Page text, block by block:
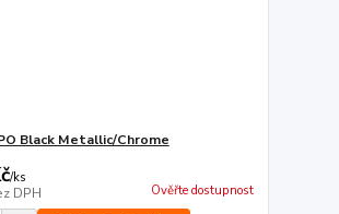
Black Metallic/Chrome
/ks
DPH Ověřte dostupnost